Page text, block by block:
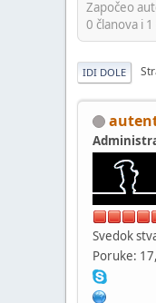
Započeo
0 članova i
IDI DOLE
Svedok
Poruke: